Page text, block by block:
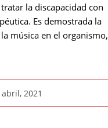
la discapacidad con
Es demostrada la
música en el organismo,
abril, 2021